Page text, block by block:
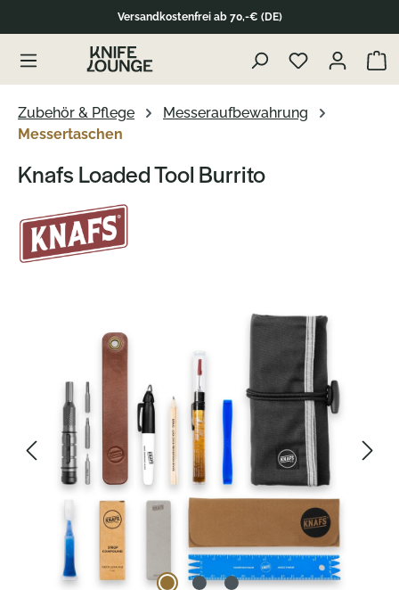
Zum Produktinhalt springenVersandkostenfrei ab 70,-€ (DE)
Zubehör & Pflege
Messeraufbewahrung
Messertaschen
Knafs Loaded Tool Burrito